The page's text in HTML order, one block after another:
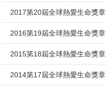
2017第20屆全球熱愛生命獎章
2016第19屆全球熱愛生命獎章
2015第18屆全球熱愛生命獎章
2014第17屆全球熱愛生命獎章